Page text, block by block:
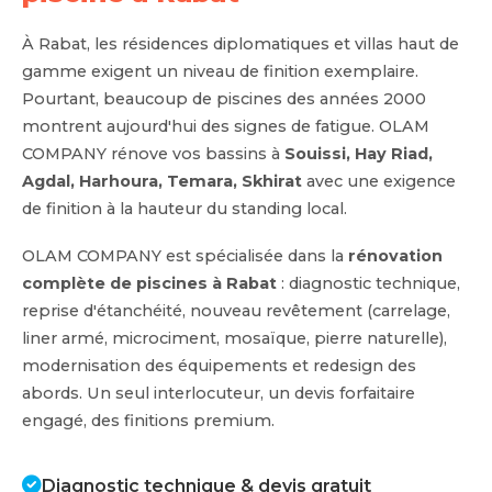
À Rabat, les résidences diplomatiques et villas haut de
gamme exigent un niveau de finition exemplaire.
Pourtant, beaucoup de piscines des années 2000
montrent aujourd'hui des signes de fatigue. OLAM
COMPANY rénove vos bassins à Souissi, Hay Riad,
Agdal, Harhoura, Temara, Skhirat avec une exigence
de finition à la hauteur du standing local.
OLAM COMPANY est spécialisée dans la rénovation
complète de piscines à Rabat : diagnostic technique,
reprise d'étanchéité, nouveau revêtement (carrelage,
liner armé, microciment, mosaïque, pierre naturelle),
modernisation des équipements et redesign des
abords. Un seul interlocuteur, un devis forfaitaire
engagé, des finitions premium.
Diagnostic technique & devis gratuit